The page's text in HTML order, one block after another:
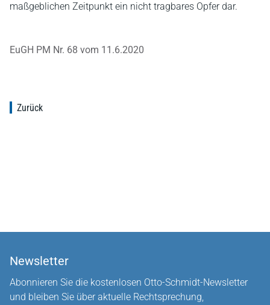
maßgeblichen Zeitpunkt ein nicht tragbares Opfer dar.
EuGH PM Nr. 68 vom 11.6.2020
Zurück
Newsletter
Abonnieren Sie die kostenlosen Otto-Schmidt-Newsletter
und bleiben Sie über aktuelle Rechtsprechung,